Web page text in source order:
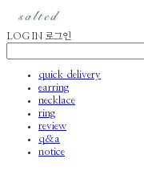
LOG IN 로그인
quick delivery
earring
necklace
ring
review
q&a
notice